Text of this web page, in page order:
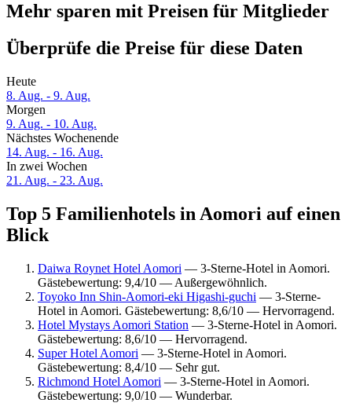
Mehr sparen mit Preisen für Mitglieder
Überprüfe die Preise für diese Daten
Heute
8. Aug. - 9. Aug.
Morgen
9. Aug. - 10. Aug.
Nächstes Wochenende
14. Aug. - 16. Aug.
In zwei Wochen
21. Aug. - 23. Aug.
Top 5 Familienhotels in Aomori auf einen
Blick
Daiwa Roynet Hotel Aomori — 3-Sterne-Hotel in Aomori.
Gästebewertung: 9,4/10 — Außergewöhnlich.
Toyoko Inn Shin-Aomori-eki Higashi-guchi — 3-Sterne-
Hotel in Aomori. Gästebewertung: 8,6/10 — Hervorragend.
Hotel Mystays Aomori Station — 3-Sterne-Hotel in Aomori.
Gästebewertung: 8,6/10 — Hervorragend.
Super Hotel Aomori — 3-Sterne-Hotel in Aomori.
Gästebewertung: 8,4/10 — Sehr gut.
Richmond Hotel Aomori — 3-Sterne-Hotel in Aomori.
Gästebewertung: 9,0/10 — Wunderbar.